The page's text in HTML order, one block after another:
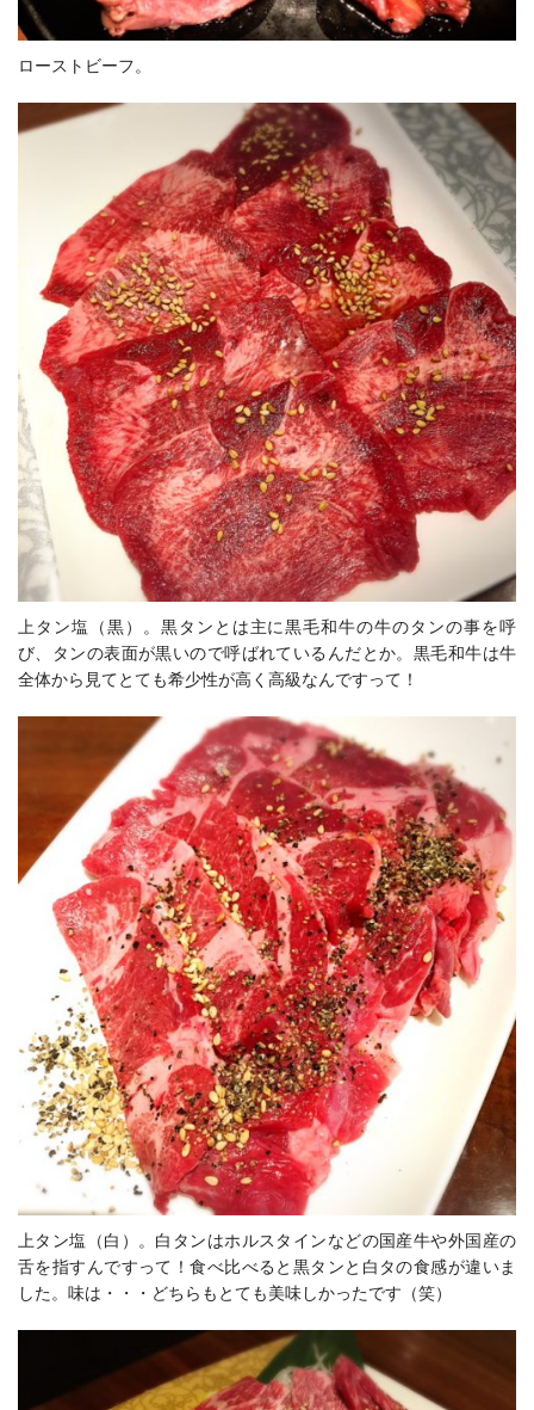
ローストビーフ。
上タン塩（黒）。黒タンとは主に黒毛和牛の牛のタンの事を呼
び、タンの表面が黒いので呼ばれているんだとか。黒毛和牛は牛
全体から見てとても希少性が高く高級なんですって！
上タン塩（白）。白タンはホルスタインなどの国産牛や外国産の
舌を指すんですって！食べ比べると黒タンと白タの食感が違いま
した。味は・・・どちらもとても美味しかったです（笑）